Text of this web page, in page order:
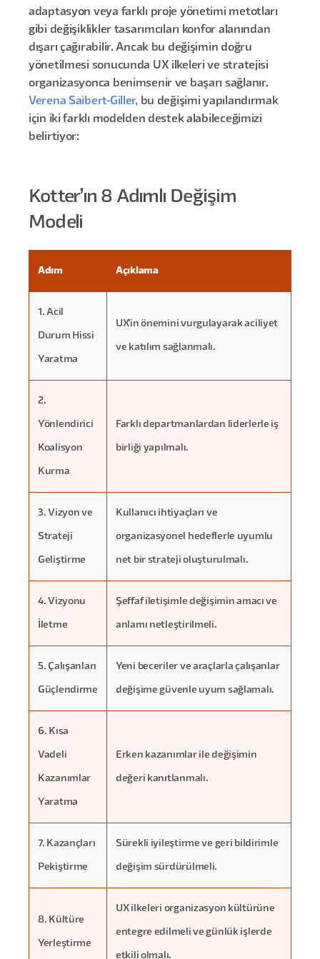
adaptasyon veya farklı proje yönetimi metotları
gibi değişiklikler tasarımcıları konfor alanından
dışarı çağırabilir. Ancak bu değişimin doğru
yönetilmesi sonucunda UX ilkeleri ve stratejisi
organizasyonca benimsenir ve başarı sağlanır.
Verena Saibert-Giller, bu değişimi yapılandırmak
için iki farklı modelden destek alabileceğimizi
belirtiyor:
Kotter’ın 8 Adımlı Değişim
Modeli
Adım Açıklama
1. Acil
Durum Hissi
Yaratma
UX'in önemini vurgulayarak aciliyet
ve katılım sağlanmalı.
2.
Yönlendirici
Koalisyon
Kurma
Farklı departmanlardan liderlerle iş
birliği yapılmalı.
3. Vizyon ve
Strateji
Geliştirme
Kullanıcı ihtiyaçları ve
organizasyonel hedeflerle uyumlu
net bir strateji oluşturulmalı.
4. Vizyonu
İletme
Şeffaf iletişimle değişimin amacı ve
anlamı netleştirilmeli.
5. Çalışanları
Güçlendirme
Yeni beceriler ve araçlarla çalışanlar
değişime güvenle uyum sağlamalı.
6. Kısa
Vadeli
Kazanımlar
Yaratma
Erken kazanımlar ile değişimin
değeri kanıtlanmalı.
7. Kazançları
Pekiştirme
Sürekli iyileştirme ve geri bildirimle
değişim sürdürülmeli.
8. Kültüre
Yerleştirme
UX ilkeleri organizasyon kültürüne
entegre edilmeli ve günlük işlerde
etkili olmalı.